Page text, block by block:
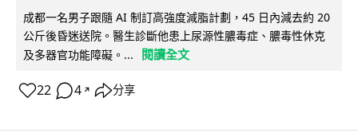
成都一名男子跟隨 AI 制訂高強度減脂計劃，45 日內減去約 20
公斤後昏迷送院。醫生診斷他患上尿源性膿毒症、膿毒性休克
及多器官功能障礙。...
閱讀全文
22 4 ↗ 分享